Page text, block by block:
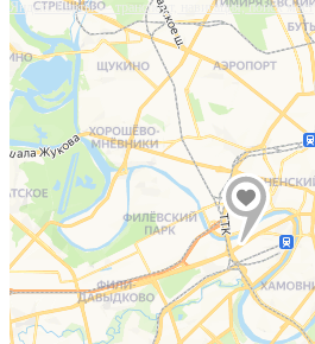
Яндекс.Карты — транспорт, навигация, поиск мест